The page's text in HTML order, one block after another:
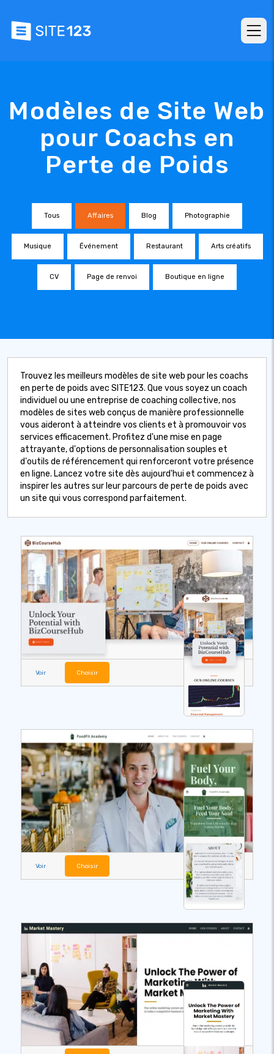
Modèles de Site Web
pour Coachs en
Perte de Poids
Tous Affaires Blog Photographie
Musique Événement Restaurant Arts créatifs
CV Page de renvoi Boutique en ligne
Trouvez les meilleurs modèles de site web pour les coachs
en perte de poids avec SITE123. Que vous soyez un coach
individuel ou une entreprise de coaching collective, nos
modèles de sites web conçus de manière professionnelle
vous aideront à atteindre vos clients et à promouvoir vos
services efficacement. Profitez d'une mise en page
attrayante, d'options de personnalisation souples et
d'outils de référencement qui renforceront votre présence
en ligne. Lancez votre site dès aujourd'hui et commencez à
inspirer les autres sur leur parcours de perte de poids avec
un site qui vous correspond parfaitement.
Voir Choisir
Voir Choisir